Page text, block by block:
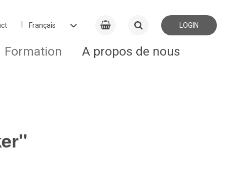
LOGIN
Formation A propos de nous